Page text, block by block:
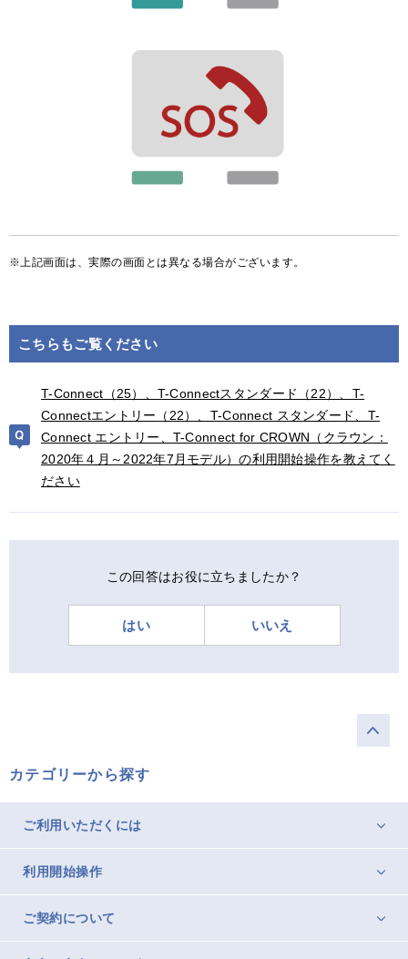
上記画面は、実際の画面とは異なる場合がございます。
こちらもご覧ください
T-Connect（25）、T-Connectスタンダード（22）、T-
Connectエントリー（22）、T-Connect スタンダード、T-
Connect エントリー、T-Connect for CROWN（クラウン：
2020年４月～2022年7月モデル）の利用開始操作を教えてく
ださい
この回答はお役に立ちましたか？
はい いいえ
カテゴリーから探す
ご利用いただくには
利用開始操作
ご契約について